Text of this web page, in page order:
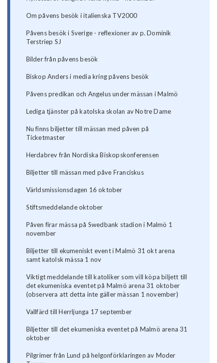
Om påvens besök i italienska TV2000
Påvens besök i Sverige - reflexioner av p. Dominik
Terstriep SJ
Bilder från påvens besök
Biskop Anders i media kring påvens besök
Påvens predikan och Angelus under mässan i Malmö
Lediga tjänster på katolska skolan av Notre Dame
Nu finns biljetter till mässan med påven på
Ticketmaster
Herdabrev från Nordiska Biskopskonferensen
Biljetter till mässan med påve Franciskus
Världsmissionsdagen 16 oktober
Stiftsmeddelande oktober
Påven firar mässa på Swedbank stadion i Malmö 1
november
Biljetter till ekumeniskt event i Malmö 31 okt arena
samt katolsk mässa 1 nov
Viktigt meddelande till katoliker som vill köpa biljett till
det ekumeniska eventet på Malmö arena 31 oktober
(observera att detta inte gäller mässan 1 november)
Vallfärd till Herrljunga 17 september
Biljetter till det ekumeniska eventet på Malmö arena 31
oktober
Pilgrimer från Lund på helgonförklaringen av Moder